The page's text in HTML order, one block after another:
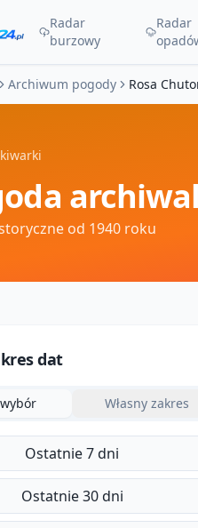
Radar
burzowy
Radar
Archiwum pogody Rosa
od 1940 roku
dat
Własny zakres
Ostatnie 7 dni
Ostatnie 30 dni